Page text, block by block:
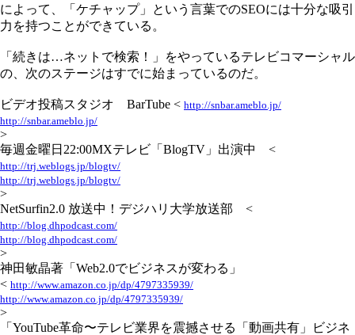
によって、「ケチャップ」という言葉でのSEOには十分な吸引
力を持つことができている。
「続きは…ネットで検索！」をやっているテレビコマーシャル
の、次のステージはすでに始まっているのだ。
ビデオ投稿スタジオ BarTube < http://snbar.ameblo.jp/
http://snbar.ameblo.jp/
>
毎週金曜日22:00MXテレビ「BlogTV」出演中 <
http://trj.weblogs.jp/blogtv/
http://trj.weblogs.jp/blogtv/
>
NetSurfin2.0 放送中！デジハリ大学放送部 <
http://blog.dhpodcast.com/
http://blog.dhpodcast.com/
>
神田敏晶著「Web2.0でビジネスが変わる」
< http://www.amazon.co.jp/dp/4797335939/
http://www.amazon.co.jp/dp/4797335939/
>
「YouTube革命〜テレビ業界を震撼させる「動画共有」ビジネ